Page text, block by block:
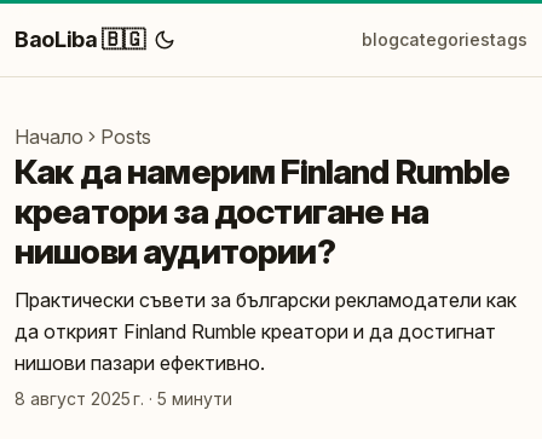
BaoLiba 🇧🇬 blogcategoriestags
Начало Posts
Как да намерим Finland Rumble
креатори за достигане на
нишови аудитории?
Практически съвети за български рекламодатели как
да открият Finland Rumble креатори и да достигнат
нишови пазари ефективно.
8 август 2025 г. · 5 минути